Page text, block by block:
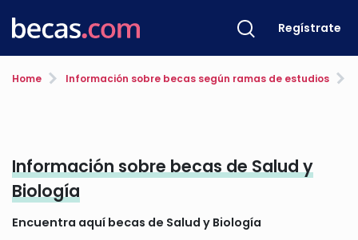
Regístrate
Home Información sobre becas según ramas de estudios
Información sobre becas de Salud y
Biología
Encuentra aquí becas de Salud y Biología